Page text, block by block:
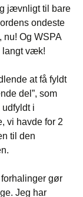
jævnligt til bare
ondeste
nu! Og WSPA
langt væk!
at få fyldt
del”, som
i
vi havde for 2
til den
gør
Jeg har